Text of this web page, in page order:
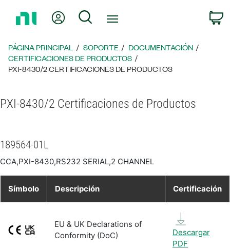
página
principal
Mi cuentaBúsqueda
PÁGINA PRINCIPAL SOPORTE
DOCUMENTACIÓN
CERTIFICACIONES DE PRODUCTOS
PXI-8430/2 CERTIFICACIONES DE PRODUCTOS
PXI-8430/2 Certificaciones de Productos
189564-01L
CCA,PXI-8430,RS232 SERIAL,2 CHANNEL
Símbolo Descripción Certificación
EU & UK Declarations of
Conformity (DoC)
Descargar
PDF